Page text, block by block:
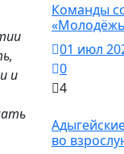
и
Команды
01 июл
0
4
во